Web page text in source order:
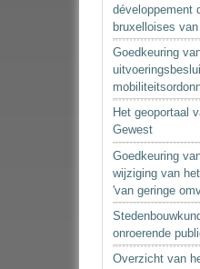
développement
bruxelloises
Goedkeuring
Het geoportaal
Gewest
Goedkeuring
wijziging van
'van geringe
onroerende
Overzicht van